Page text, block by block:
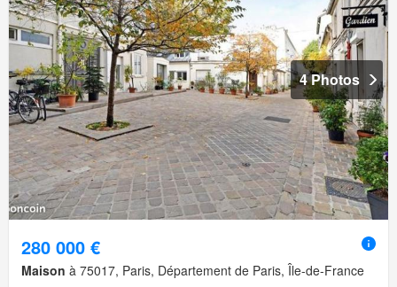
4 Photos
280 000 €
Maison à 75017, Paris, Département de Paris, Île-de-France